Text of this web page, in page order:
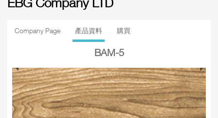
Company Page 產品資料 購買
BAM-5